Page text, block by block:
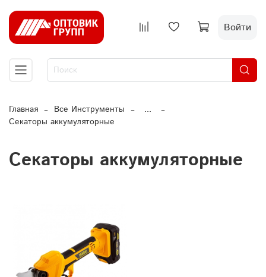
Войти
Главная Все Инструменты
...
Секаторы аккумуляторные
Секаторы аккумуляторные